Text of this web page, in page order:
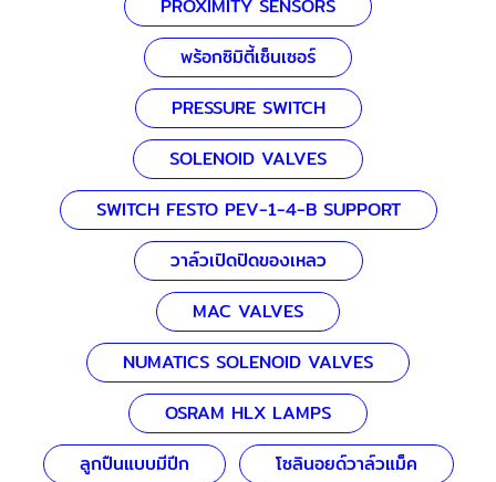
PROXIMITY SENSORS
พร้อกซิมิตี้เซ็นเซอร์
PRESSURE SWITCH
SOLENOID VALVES
SWITCH FESTO PEV-1-4-B SUPPORT
วาล์วเปิดปิดของเหลว
MAC VALVES
NUMATICS SOLENOID VALVES
OSRAM HLX LAMPS
ลูกปืนแบบมีปีก
โซลินอยด์วาล์วแม็ค